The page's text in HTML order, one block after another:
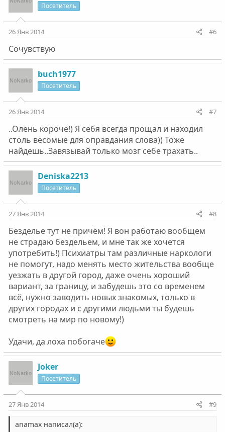
Посетитель
26 Янв 2014 #6
Сочувствую
buch1977
Посетитель
26 Янв 2014 #7
..Олень короче!) Я себя всегда прощал и находил
столь весомые для оправдания слова)) Тоже
найдешь..Завязывай только мозг себе трахать..
Deniska2213
Посетитель
27 Янв 2014 #8
Безделье тут не причём! Я вон работаю вообщем
не страдаю бездельем, и мне так же хочется
употребить!) Психиатры там различные наркологи
не помогут, надо менять место жительства вообще
уезжать в другой город, даже очень хороший
вариант, за границу, и забудешь это со временем
всё, нужно заводить новых знакомых, только в
других городах и с другими людьми ты будешь
смотреть на мир по новому!)
Удачи, да лоха побогаче
Joker
Посетитель
27 Янв 2014 #9
anamax написал(а):